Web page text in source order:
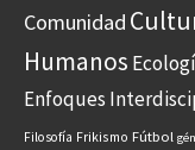
Comunidad
Humanos
Enfoques
Filosofía Frikismo Fútbol